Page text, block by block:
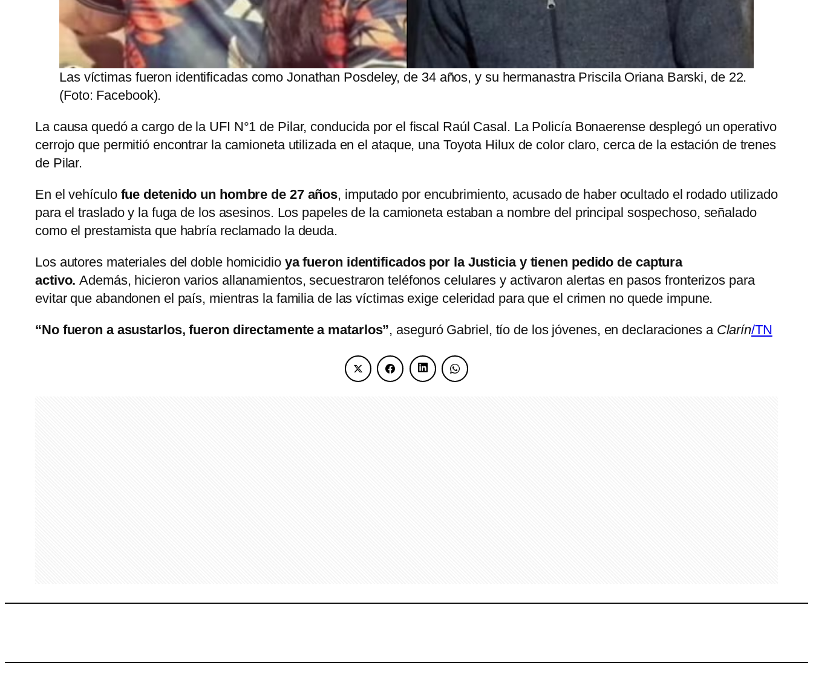
Las víctimas fueron identificadas como Jonathan Posdeley, de 34 años, y su hermanastra Priscila Oriana Barski, de 22.
(Foto: Facebook).
La causa quedó a cargo de la UFI N°1 de Pilar, conducida por el fiscal Raúl Casal. La Policía Bonaerense desplegó un operativo
cerrojo que permitió encontrar la camioneta utilizada en el ataque, una Toyota Hilux de color claro, cerca de la estación de trenes
de Pilar.
En el vehículo fue detenido un hombre de 27 años, imputado por encubrimiento, acusado de haber ocultado el rodado utilizado
para el traslado y la fuga de los asesinos. Los papeles de la camioneta estaban a nombre del principal sospechoso, señalado
como el prestamista que habría reclamado la deuda.
Los autores materiales del doble homicidio ya fueron identificados por la Justicia y tienen pedido de captura
activo. Además, hicieron varios allanamientos, secuestraron teléfonos celulares y activaron alertas en pasos fronterizos para
evitar que abandonen el país, mientras la familia de las víctimas exige celeridad para que el crimen no quede impune.
“No fueron a asustarlos, fueron directamente a matarlos”, aseguró Gabriel, tío de los jóvenes, en declaraciones a Clarín/TN